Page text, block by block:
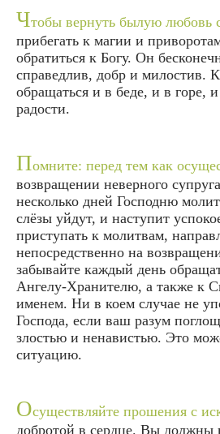
Чтобы вернуть былую любовь
прибегать к магии и
обратиться к Богу. Он
справедлив, добр и милостив.
обращаться и в беде, и в горе,
радости.
Помните: перед тем как
возвращении неверного
несколько дней Господню
слёзы уйдут, и наступит
приступать к молитвам,
непосредственно на
забывайте каждый день
Ангелу-Хранителю, а также к
именем. Ни в коем случае не
Господа, если ваш разум
злостью и ненавистью. Это
ситуацию.
Осуществляйте прошения с
добротой в сердце. Вы должны